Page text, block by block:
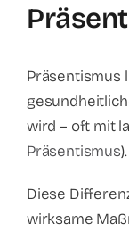
Präsentismus
wird – oft mit
Präsentismus).
Diese
wirksame